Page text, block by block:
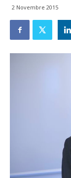
2 Novembre 2015